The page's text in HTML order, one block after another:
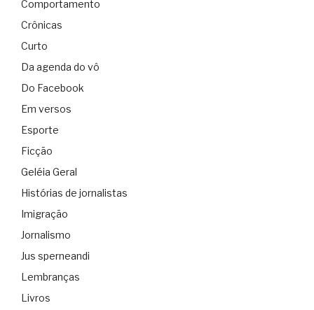
Comportamento
Crônicas
Curto
Da agenda do vô
Do Facebook
Em versos
Esporte
Ficção
Geléia Geral
Histórias de jornalistas
Imigração
Jornalismo
Jus sperneandi
Lembranças
Livros